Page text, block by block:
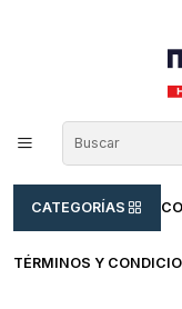
CATEGORÍAS
TÉRMINOS Y